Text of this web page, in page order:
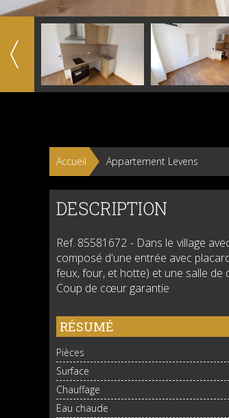
Accueil Appartement Levens
DESCRIPTION
Ref. 85581672 - Dans le village
composé d'une entrée avec
feux, four, et hotte) et une salle de
Coup de cœur garantie
RÉSUMÉ
Pièces
Surface
Chauffage
Eau chaude